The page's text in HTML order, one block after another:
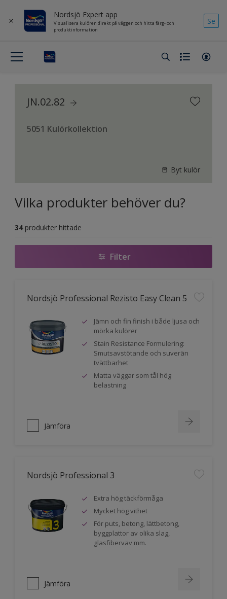
Nordsjö Expert app
Visualisera kulören direkt på väggen och hitta färg- och
produktinformation
Se
JN.02.82
5051 Kulörkollektion
Byt kulör
Vilka produkter behöver du?
34 produkter hittade
Filter
Nordsjö Professional Rezisto Easy Clean 5
Jämn och fin finish i både ljusa och
mörka kulörer
Stain Resistance Formulering:
Smutsavstötande och suverän
tvättbarhet
Matta väggar som tål hög
belastning
Jämföra
Nordsjö Professional 3
Extra hög täckförmåga
Mycket hög vithet
För puts, betong, lättbetong,
byggplattor av olika slag,
glasfiberväv mm.
Jämföra